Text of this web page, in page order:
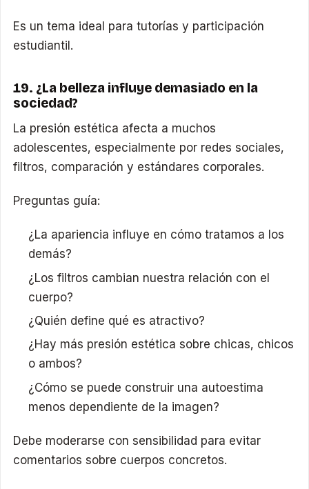
Es un tema ideal para tutorías y participación
estudiantil.
19. ¿La belleza influye demasiado en la
sociedad?
La presión estética afecta a muchos
adolescentes, especialmente por redes sociales,
filtros, comparación y estándares corporales.
Preguntas guía:
¿La apariencia influye en cómo tratamos a los
demás?
¿Los filtros cambian nuestra relación con el
cuerpo?
¿Quién define qué es atractivo?
¿Hay más presión estética sobre chicas, chicos
o ambos?
¿Cómo se puede construir una autoestima
menos dependiente de la imagen?
Debe moderarse con sensibilidad para evitar
comentarios sobre cuerpos concretos.